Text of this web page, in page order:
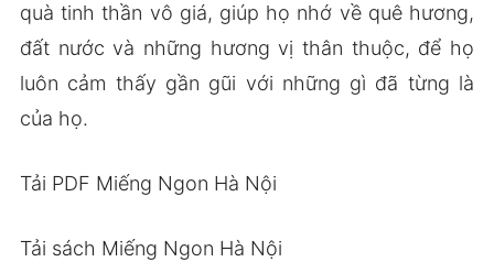
quà tinh thần vô giá, giúp họ nhớ về quê hương,
đất nước và những hương vị thân thuộc, để họ
luôn cảm thấy gần gũi với những gì đã từng là
của họ.
Tải PDF Miếng Ngon Hà Nội
Tải sách Miếng Ngon Hà Nội